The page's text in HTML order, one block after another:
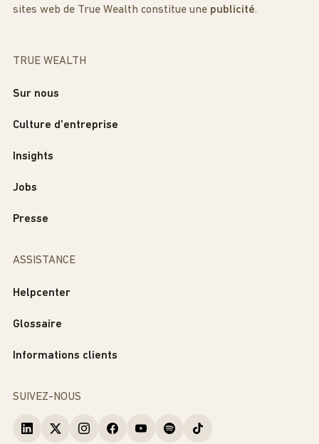
sites web de True Wealth constitue une publicité.
TRUE WEALTH
Sur nous
Culture d'entreprise
Insights
Jobs
Presse
ASSISTANCE
Helpcenter
Glossaire
Informations clients
SUIVEZ-NOUS